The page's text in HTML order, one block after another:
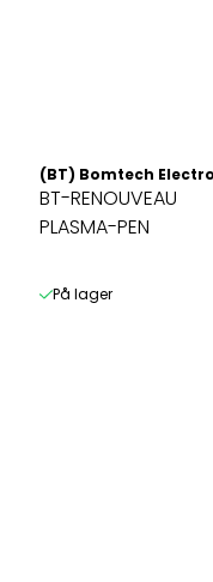
(BT) Bomtech
BT-RENOUVEAU
PLASMA-PEN
På lager